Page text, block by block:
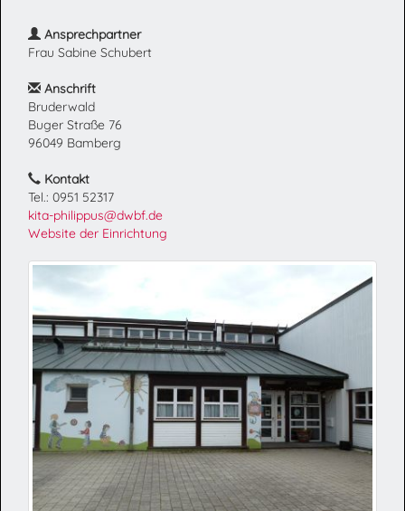
Ansprechpartner
Frau Sabine Schubert
Anschrift
Bruderwald
Buger Straße 76
96049 Bamberg
Kontakt
Tel.: 0951 52317
kita-philippus@dwbf.de
Website der Einrichtung